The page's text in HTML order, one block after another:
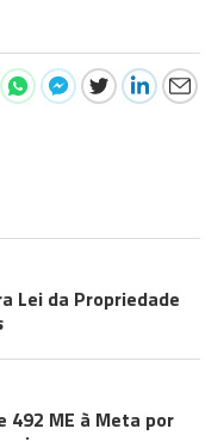
Lei da Propriedade
492 ME à Meta por